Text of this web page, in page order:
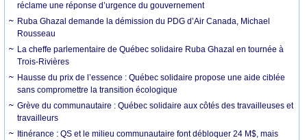
réclame une réponse d’urgence du gouvernement
Ruba Ghazal demande la démission du PDG d’Air Canada, Michael
Rousseau
La cheffe parlementaire de Québec solidaire Ruba Ghazal en tournée à
Trois-Rivières
Hausse du prix de l’essence : Québec solidaire propose une aide ciblée
sans compromettre la transition écologique
Grève du communautaire : Québec solidaire aux côtés des travailleuses et
travailleurs
Itinérance : QS et le milieu communautaire font débloquer 24 M$, mais